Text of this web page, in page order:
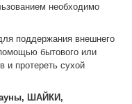
необходимо
поддержания внешнего
бытового или
и протереть сухой
ШАЙКИ,